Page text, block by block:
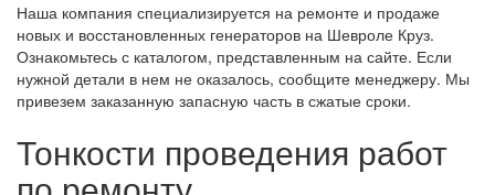
Наша компания специализируется на ремонте и продаже
новых и восстановленных генераторов на Шевроле Круз.
Ознакомьтесь с каталогом, представленным на сайте. Если
нужной детали в нем не оказалось, сообщите менеджеру. Мы
привезем заказанную запасную часть в сжатые сроки.
Тонкости проведения работ